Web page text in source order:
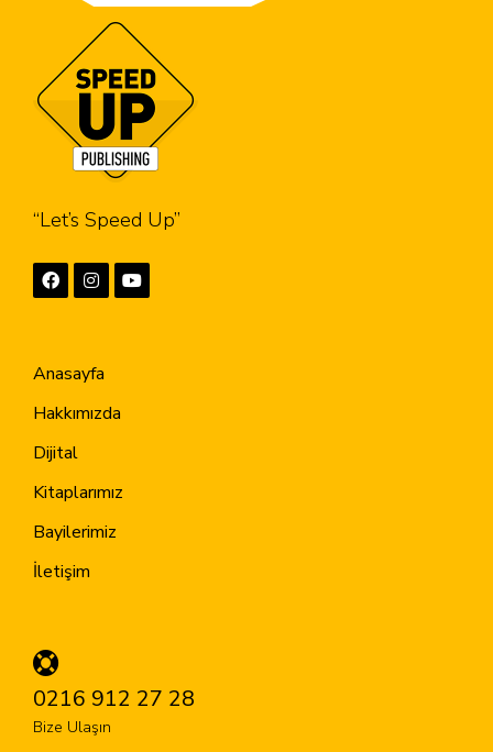
“Let’s Speed Up”
Anasayfa
Hakkımızda
Dijital
Kitaplarımız
Bayilerimiz
İletişim
0216 912 27 28
Bize Ulaşın